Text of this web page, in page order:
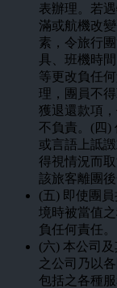
表辦理。若
滿或航機改
素，令旅行
具、班機時
等更改負任
理，團員不
獲退還款項
不負責。(四)
或言語上詆
得視情況而
該旅客離團
(五) 即使團
境時被當值
負任何責任。
(六) 本公司
之公司乃以
包括之各種服